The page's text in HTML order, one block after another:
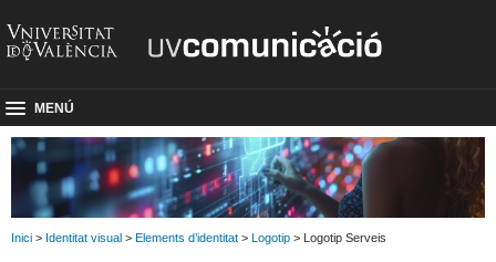
MENÚ
Inici > Identitat visual > Elements d’identitat > Logotip > Logotip Serveis